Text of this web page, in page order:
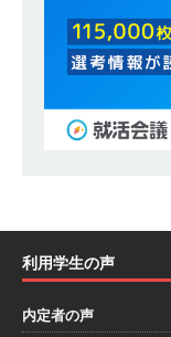
利用学生の声
内定者の声